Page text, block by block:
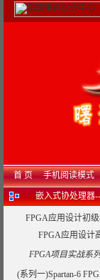
首 页 手机阅读模式
嵌入式协处理器
FPGA应用设计初
FPGA应用设计
FPGA项目实战系
(系列一)Spartan-6